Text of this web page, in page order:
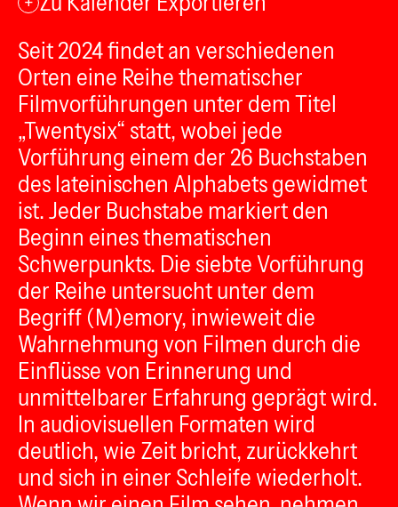
Seit 2024 findet an verschiedenen
Orten eine Reihe thematischer
Filmvorführungen unter dem Titel
„Twentysix“ statt, wobei jede
Vorführung einem der 26 Buchstaben
des lateinischen Alphabets gewidmet
ist. Jeder Buchstabe markiert den
Beginn eines thematischen
Schwerpunkts. Die siebte Vorführung
der Reihe untersucht unter dem
Begriff (M)emory, inwieweit die
Wahrnehmung von Filmen durch die
Einflüsse von Erinnerung und
unmittelbarer Erfahrung geprägt wird.
In audiovisuellen Formaten wird
deutlich, wie Zeit bricht, zurückkehrt
und sich in einer Schleife wiederholt.